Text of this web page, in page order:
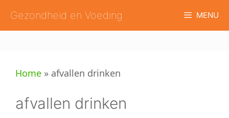
naar
de
Gezondheid en Voeding MENU
Home » afvallen drinken
afvallen drinken